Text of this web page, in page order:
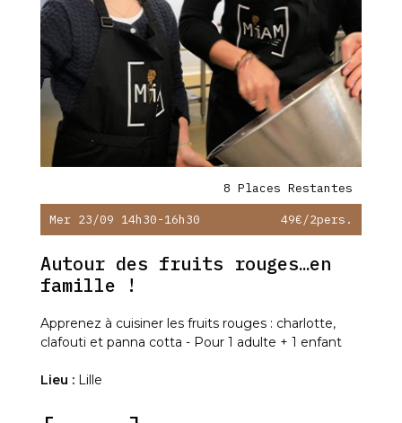
8 Places Restantes
Mer 23/09 14h30-16h30 49€/2pers.
Autour des fruits rouges…en
famille !
Apprenez à cuisiner les fruits rouges : charlotte,
clafouti et panna cotta - Pour 1 adulte + 1 enfant
Lieu : Lille